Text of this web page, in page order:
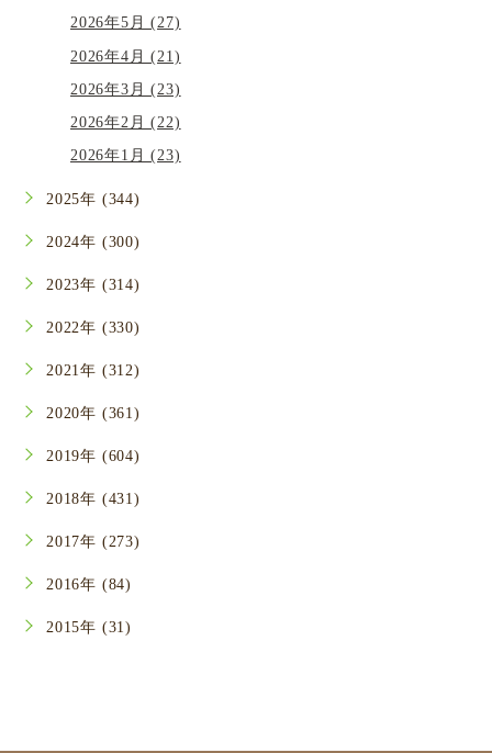
2026年5月 (27)
2026年4月 (21)
2026年3月 (23)
2026年2月 (22)
2026年1月 (23)
2025年 (344)
2024年 (300)
2023年 (314)
2022年 (330)
2021年 (312)
2020年 (361)
2019年 (604)
2018年 (431)
2017年 (273)
2016年 (84)
2015年 (31)